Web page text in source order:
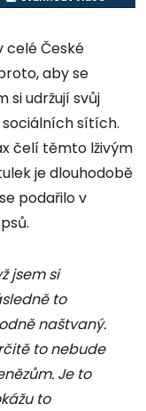
celé České
aby se
si udržují svůj
sítích.
čelí těmto lživým
je dlouhodobě
podařilo v
jsem si
to
naštvaný.
to nebude
Je to
to